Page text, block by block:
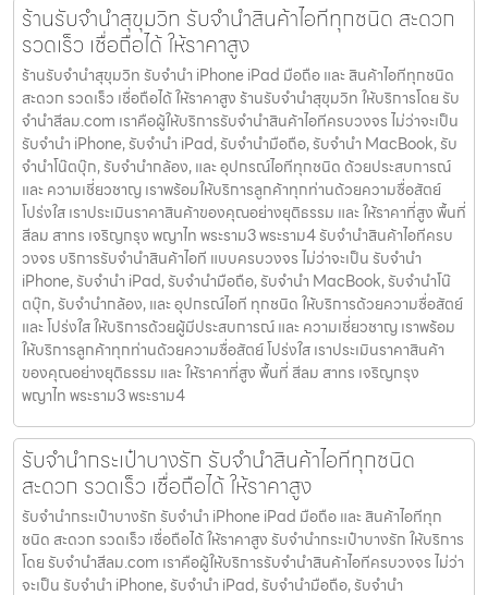
ร้านรับจำนำสุขุมวิท รับจำนำสินค้าไอทีทุกชนิด สะดวก
รวดเร็ว เชื่อถือได้ ให้ราคาสูง
ร้านรับจำนำสุขุมวิท รับจำนำ iPhone iPad มือถือ และ สินค้าไอทีทุกชนิด
สะดวก รวดเร็ว เชื่อถือได้ ให้ราคาสูง ร้านรับจำนำสุขุมวิท ให้บริการโดย รับ
จํานําสีลม.com เราคือผู้ให้บริการรับจำนำสินค้าไอทีครบวงจร ไม่ว่าจะเป็น
รับจำนำ iPhone, รับจำนำ iPad, รับจำนำมือถือ, รับจำนำ MacBook, รับ
จำนำโน๊ตบุ๊ก, รับจำนำกล้อง, และ อุปกรณ์ไอทีทุกชนิด ด้วยประสบการณ์
และ ความเชี่ยวชาญ เราพร้อมให้บริการลูกค้าทุกท่านด้วยความซื่อสัตย์
โปร่งใส เราประเมินราคาสินค้าของคุณอย่างยุติธรรม และ ให้ราคาที่สูง พื้นที่
สีลม สาทร เจริญกรุง พญาไท พระราม3 พระราม4 รับจำนำสินค้าไอทีครบ
วงจร บริการรับจำนำสินค้าไอที แบบครบวงจร ไม่ว่าจะเป็น รับจำนำ
iPhone, รับจำนำ iPad, รับจำนำมือถือ, รับจำนำ MacBook, รับจำนำโน๊
ตบุ๊ก, รับจำนำกล้อง, และ อุปกรณ์ไอที ทุกชนิด ให้บริการด้วยความซื่อสัตย์
และ โปร่งใส ให้บริการด้วยผู้มีประสบการณ์ และ ความเชี่ยวชาญ เราพร้อม
ให้บริการลูกค้าทุกท่านด้วยความซื่อสัตย์ โปร่งใส เราประเมินราคาสินค้า
ของคุณอย่างยุติธรรม และ ให้ราคาที่สูง พื้นที่ สีลม สาทร เจริญกรุง
พญาไท พระราม3 พระราม4
รับจำนำกระเป๋าบางรัก รับจำนำสินค้าไอทีทุกชนิด
สะดวก รวดเร็ว เชื่อถือได้ ให้ราคาสูง
รับจำนำกระเป๋าบางรัก รับจำนำ iPhone iPad มือถือ และ สินค้าไอทีทุก
ชนิด สะดวก รวดเร็ว เชื่อถือได้ ให้ราคาสูง รับจำนำกระเป๋าบางรัก ให้บริการ
โดย รับจํานําสีลม.com เราคือผู้ให้บริการรับจำนำสินค้าไอทีครบวงจร ไม่ว่า
จะเป็น รับจำนำ iPhone, รับจำนำ iPad, รับจำนำมือถือ, รับจำนำ